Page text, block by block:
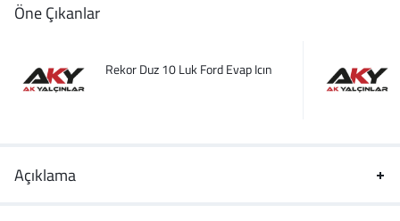
Öne Çıkanlar
Rekor Duz 10 Luk Ford Evap Icın
Açıklama